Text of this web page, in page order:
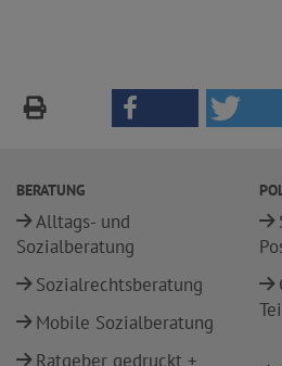
BERATUNG
Alltags- und
Sozialberatung
Sozialrechtsberatung
Mobile Sozialberatung
Ratgeber gedruckt +